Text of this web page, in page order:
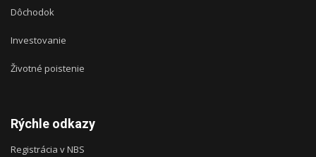
Dôchodok
Investovanie
Životné poistenie
Rýchle odkazy
Registrácia v NBS